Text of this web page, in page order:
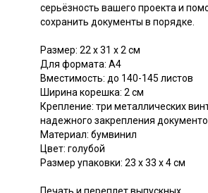
серьёзность вашего проекта и
сохранить документы в порядке.
Размер: 22 х 31 х 2 см
Для формата: А4
Вместимость: до 140-145 листов
Ширина корешка: 2 см
Крепление: три металлических
надежного закрепления
Материал: бумвинил
Цвет: голубой
Размер упаковки: 23 х 33 х 4 см
Печать и переплет выпускных